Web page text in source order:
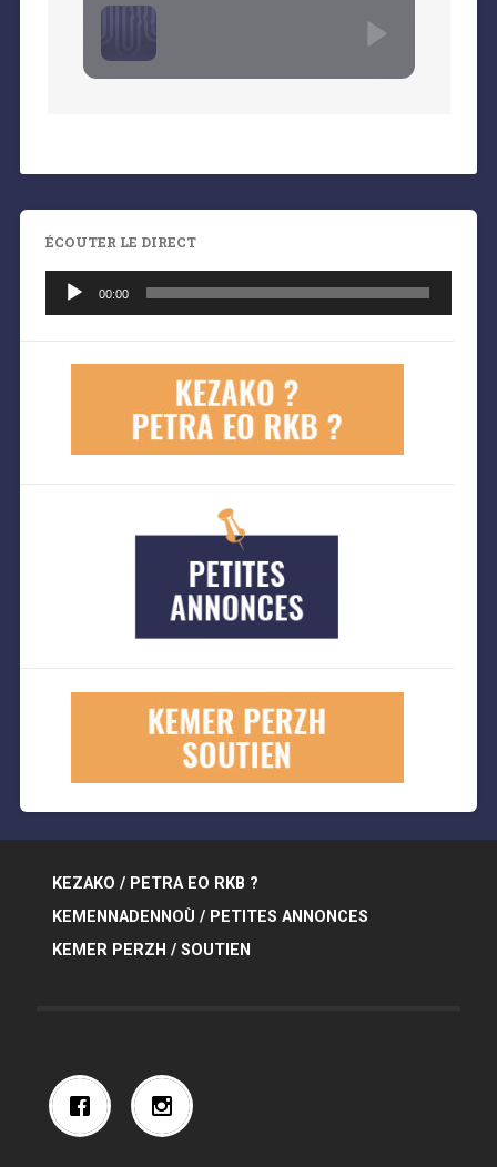
ÉCOUTER LE DIRECT
audio
00:00
KEZAKO / PETRA EO RKB ?
KEMENNADENNOÙ / PETITES ANNONCES
KEMER PERZH / SOUTIEN